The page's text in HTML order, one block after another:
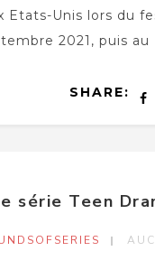
Unis lors du
2021, puis au
SHARE:
série Teen